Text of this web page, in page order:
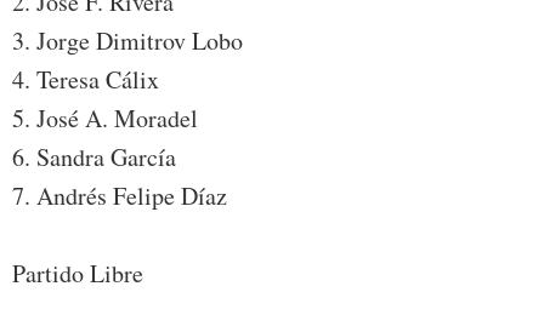
3. Jorge Dimitrov Lobo
4. Teresa Cálix
5. José A. Moradel
6. Sandra García
7. Andrés Felipe Díaz
Partido Libre